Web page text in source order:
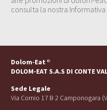
consulta la nostra
Dolom-Eat ®
DOLOM-EAT S.A.S DI CONTE
Sede Legale
Via Cornio 17 B 2 Camponogara